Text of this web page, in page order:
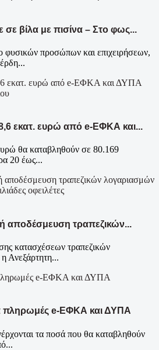
βίλα με πισίνα – Στο φως...
φυσικών προσώπων και επιχειρήσεων,
εκατ. ευρώ από e-ΕΦΚΑ και...
θα καταβληθούν σε 80.169
20 έως...
τραπεζικών...
κατασχέσεων τραπεζικών
Ανεξάρτητη...
πληρωμές e-ΕΦΚΑ και ΔΥΠΑ
τα ποσά που θα καταβληθούν